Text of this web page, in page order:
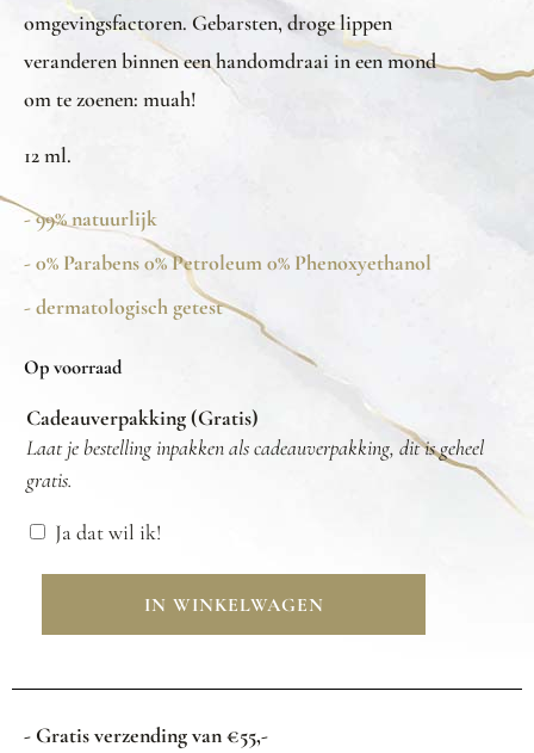
omgevingsfactoren. Gebarsten, droge lippen
veranderen binnen een handomdraai in een mond
om te zoenen: muah!
12 ml.
- 99% natuurlijk
- 0% Parabens 0% Petroleum 0% Phenoxyethanol
- dermatologisch getest
Op voorraad
Cadeauverpakking (Gratis)
Laat je bestelling inpakken als cadeauverpakking, dit is geheel
gratis.
Ja dat wil ik!
IN WINKELWAGEN
- Gratis verzending van €55,-